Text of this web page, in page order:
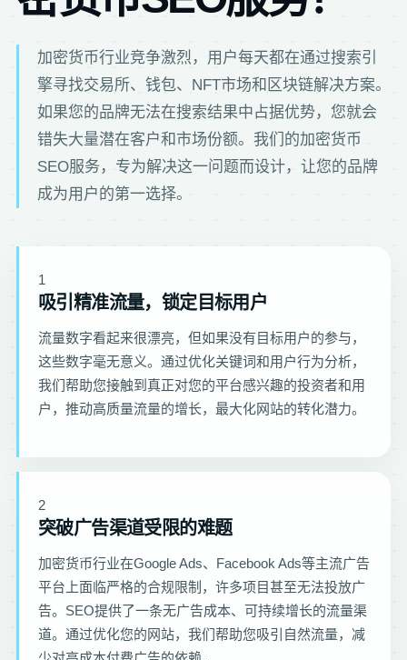
加密货币行业竞争激烈，用户每天都在通过搜索引
擎寻找交易所、钱包、NFT市场和区块链解决方案。
如果您的品牌无法在搜索结果中占据优势，您就会
错失大量潜在客户和市场份额。我们的加密货币
SEO服务，专为解决这一问题而设计，让您的品牌
成为用户的第一选择。
1
吸引精准流量，锁定目标用户
流量数字看起来很漂亮，但如果没有目标用户的参与，
这些数字毫无意义。通过优化关键词和用户行为分析，
我们帮助您接触到真正对您的平台感兴趣的投资者和用
户，推动高质量流量的增长，最大化网站的转化潜力。
2
突破广告渠道受限的难题
加密货币行业在Google Ads、Facebook Ads等主流广告
平台上面临严格的合规限制，许多项目甚至无法投放广
告。SEO提供了一条无广告成本、可持续增长的流量渠
道。通过优化您的网站，我们帮助您吸引自然流量，减